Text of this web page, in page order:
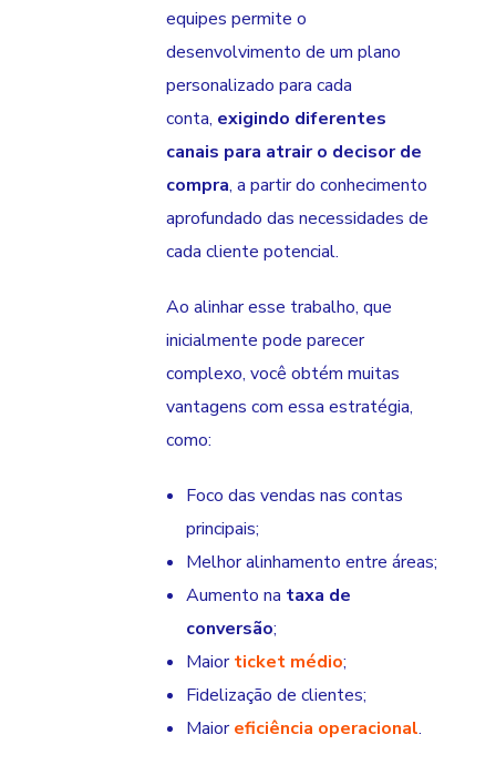
equipes permite o
desenvolvimento de um plano
personalizado para cada
conta, exigindo diferentes
canais para atrair o decisor de
compra, a partir do conhecimento
aprofundado das necessidades de
cada cliente potencial.
Ao alinhar esse trabalho, que
inicialmente pode parecer
complexo, você obtém muitas
vantagens com essa estratégia,
como:
Foco das vendas nas contas
principais;
Melhor alinhamento entre áreas;
Aumento na taxa de
conversão;
Maiorticket médio;
Fidelização de clientes;
Maioreficiência operacional.